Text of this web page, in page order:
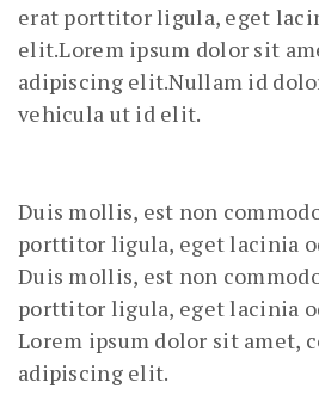
erat porttitor ligula, eget
elit.Lorem ipsum dolor sit
adipiscing elit.Nullam id
vehicula ut id elit.
Duis mollis, est non
porttitor ligula, eget lacinia
Duis mollis, est non
porttitor ligula, eget lacinia
Lorem ipsum dolor sit amet,
adipiscing elit.